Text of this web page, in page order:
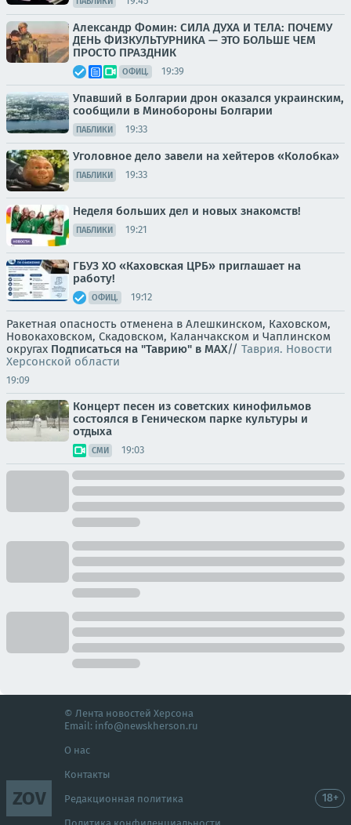
Александр Фомин: СИЛА ДУХА И ТЕЛА: ПОЧЕМУ
ДЕНЬ ФИЗКУЛЬТУРНИКА — ЭТО БОЛЬШЕ ЧЕМ
ПРОСТО ПРАЗДНИК
ОФИЦ. 19:39
Упавший в Болгарии дрон оказался украинским,
сообщили в Минобороны Болгарии
ПАБЛИКИ 19:33
Уголовное дело завели на хейтеров «Колобка»
ПАБЛИКИ 19:33
Неделя больших дел и новых знакомств!
ПАБЛИКИ 19:21
ГБУЗ ХО «Каховская ЦРБ» приглашает на
работу!
ОФИЦ. 19:12
Ракетная опасность отменена в Алешкинском, Каховском,
Новокаховском, Скадовском, Каланчакском и Чаплинском
округах Подписаться на "Таврию" в MAX// Таврия. Новости
Херсонской области
19:09
Концерт песен из советских кинофильмов
состоялся в Геническом парке культуры и
отдыха
СМИ 19:03
ZOV
© Лента новостей Херсона
Email: info@newskherson.ru
О нас
Контакты
Редакционная политика 18+